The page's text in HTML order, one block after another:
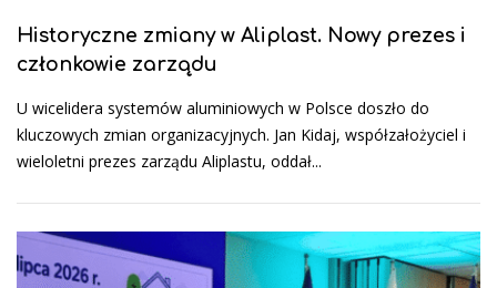
Historyczne zmiany w Aliplast. Nowy prezes i
członkowie zarządu
U wicelidera systemów aluminiowych w Polsce doszło do
kluczowych zmian organizacyjnych. Jan Kidaj, współzałożyciel i
wieloletni prezes zarządu Aliplastu, oddał...